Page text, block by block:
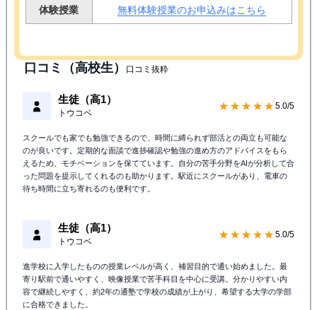
体験授業 無料体験授業のお申込みはこちら
口コミ（高校生） 口コミ抜粋
生徒（高1）
トウコベ
★★★★★ 5.0/5
スクールでも家でも勉強できるので、時間に縛られず部活との両立も可能な
のが良いです。定期的な面談で進捗確認や勉強の進め方のアドバイスをもら
えるため、モチベーションを保てています。自分の苦手分野をAIが分析して合
った問題を提示してくれるのも助かります。駅近にスクールがあり、電車の
待ち時間に立ち寄れるのも便利です。
生徒（高1）
トウコベ
★★★★★ 5.0/5
進学校に入学したものの授業レベルが高く、補習目的で通い始めました。最
寄り駅前で通いやすく、映像授業で苦手科目を中心に受講。分かりやすい内
容で継続しやすく、約2年の通塾で学校の成績が上がり、希望する大学の学部
に合格できました。